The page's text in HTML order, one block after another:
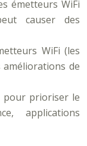
émetteurs WiFi
causer des
WiFi (les
de
pour prioriser le
applications